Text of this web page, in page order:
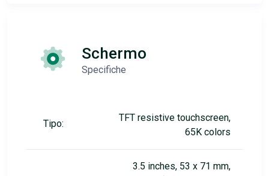
Schermo
Specifiche
Tipo:
TFT resistive touchscreen,
65K colors
3.5 inches, 53 x 71 mm,